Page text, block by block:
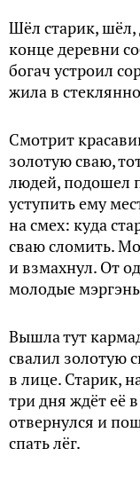
Шёл старик, шёл,
конце деревни
богач устроил
жила в
Смотрит
золотую сваю,
людей, подошел
уступить ему
на смех: куда
сваю сломить.
и взмахнул. От
молодые
Вышла тут
свалил золотую
в лице. Старик,
три дня ждёт её
отвернулся и
спать лёг.